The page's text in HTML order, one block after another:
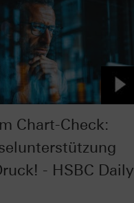
Chart-Check:
- HSBC Daily